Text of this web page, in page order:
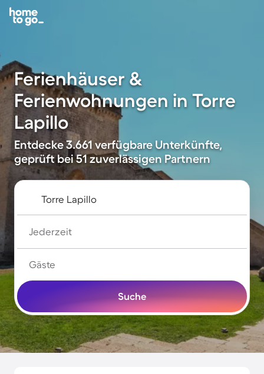
Ferienhäuser &
Ferienwohnungen in Torre
Lapillo
Entdecke 3.661 verfügbare Unterkünfte,
geprüft bei 51 zuverlässigen Partnern
Jederzeit
Gäste
Suche